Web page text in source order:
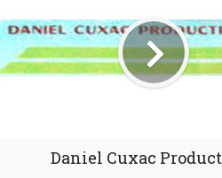
Daniel Cuxac